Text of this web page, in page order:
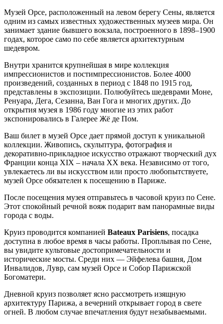
Музей Орсе, расположенный на левом берегу Сены, является
одним из самых известных художественных музеев мира. Он
занимает здание бывшего вокзала, построенного в 1898–1900
годах, которое само по себе является архитектурным
шедевром.
Внутри хранится крупнейшая в мире коллекция
импрессионистов и постимпрессионистов. Более 4000
произведений, созданных в период с 1848 по 1915 год,
представлены в экспозиции. Полюбуйтесь шедеврами Моне,
Ренуара, Дега, Сезанна, Ван Гога и многих других. До
открытия музея в 1986 году многие из этих работ
экспонировались в Галерее Жё де Пом.
Ваш билет в музей Орсе дает прямой доступ к уникальной
коллекции. Живопись, скульптура, фотография и
декоративно-прикладное искусство отражают творческий дух
Франции конца XIX – начала XX века. Независимо от того,
увлекаетесь ли вы искусством или просто любопытствуете,
музей Орсе обязателен к посещению в Париже.
После посещения музея отправьтесь в часовой круиз по Сене.
Этот спокойный речной вояж подарит вам панорамные виды
города с воды.
Круиз проводится компанией Bateaux Parisiens, посадка
доступна в любое время в часы работы. Проплывая по Сене,
вы увидите культовые достопримечательности и
исторические мосты. Среди них — Эйфелева башня, Дом
Инвалидов, Лувр, сам музей Орсе и Собор Парижской
Богоматери.
Дневной круиз позволяет ясно рассмотреть изящную
архитектуру Парижа, а вечерний открывает город в свете
огней. В любом случае впечатления будут незабываемыми.